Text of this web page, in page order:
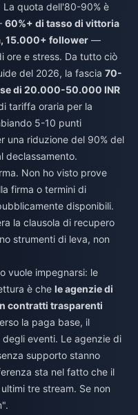
La quota dell'80-90% è
60%+ di tasso di vittoria
15.000+ follower —
ore e stress. Da tutto ciò
del 2026, la fascia 70-
di 20.000-50.000 INR
tariffa oraria per la
5-10 punti
una riduzione del 90% del
declassamento.
Non ho visto prove
firma o termini di
disponibili.
la clausola di recupero
strumenti di leva, non
vuole impegnarsi: le
è che le agenzie di
contratti trasparenti
la paga base, il
eventi. Le agenzie di
supporto stanno
sta nel fatto che il
tre stream. Se non